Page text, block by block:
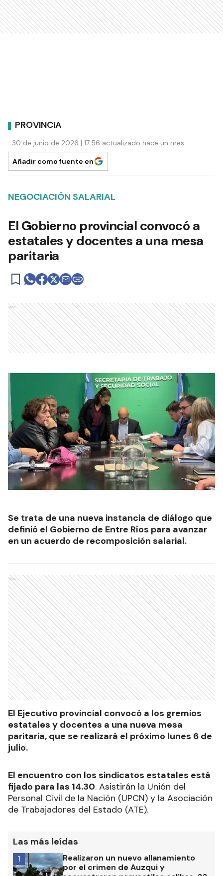
PROVINCIA
30 de junio de 2026 | 17:56 actualizado hace un mes
Añadir como fuente en
NEGOCIACIÓN SALARIAL
El Gobierno provincial convocó a
estatales y docentes a una mesa
paritaria
Ads
Se trata de una nueva instancia de diálogo que
definió el Gobierno de Entre Ríos para avanzar
en un acuerdo de recomposición salarial.
Ads
El Ejecutivo provincial convocó a los gremios
estatales y docentes a una nueva mesa
paritaria, que se realizará el próximo lunes 6 de
julio.
El encuentro con los sindicatos estatales está
fijado para las 14.30. Asistirán la Unión del
Personal Civil de la Nación (UPCN) y la Asociación
de Trabajadores del Estado (ATE).
Las más leídas
Realizaron un nuevo allanamiento
por el crimen de Auzqui y
1